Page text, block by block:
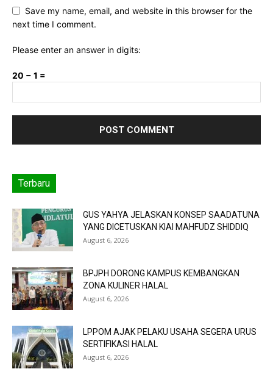
Save my name, email, and website in this browser for the
next time I comment.
Please enter an answer in digits:
20 − 1 =
Terbaru
GUS YAHYA JELASKAN KONSEP SAADATUNA
YANG DICETUSKAN KIAI MAHFUDZ SHIDDIQ
August 6, 2026
BPJPH DORONG KAMPUS KEMBANGKAN
ZONA KULINER HALAL
August 6, 2026
LPPOM AJAK PELAKU USAHA SEGERA URUS
SERTIFIKASI HALAL
August 6, 2026